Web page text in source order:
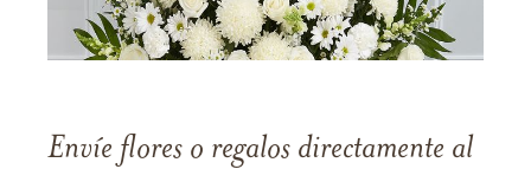
Envíe flores o regalos directamente al